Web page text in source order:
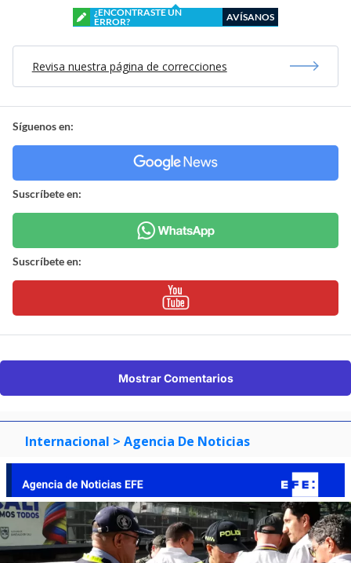
¿ENCONTRASTE UN
ERROR?
AVÍSANOS
Revisa nuestra página de correcciones
Síguenos en:
Suscríbete en:
Suscríbete en:
Mostrar Comentarios
Internacional > Agencia De Noticias